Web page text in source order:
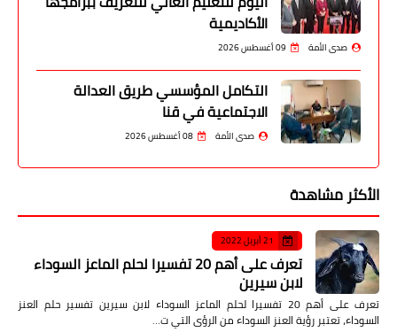
الأكاديمية
صدى الأمة 09 أغسطس 2026
التكامل المؤسسي طريق العدالة
الاجتماعية في قنا
صدى الأمة 08 أغسطس 2026
الأكثر مشاهدة
21 أبريل 2022
تعرف على أهم 20 تفسيرا لحلم الماعز السوداء
لابن سيرين
تعرف على أهم 20 تفسيرا لحلم الماعز السوداء لابن سيرين تفسير حلم العنز
السوداء، تعتبر رؤية العنز السوداء من الرؤى التي ت…